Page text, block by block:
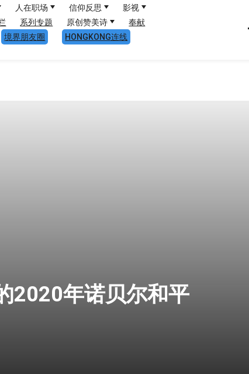
人在职场 信仰反思
影视
系列专题 原创赞美诗
奉献
境界朋友圈
HONGKONG连线
2020年诺贝尔和平